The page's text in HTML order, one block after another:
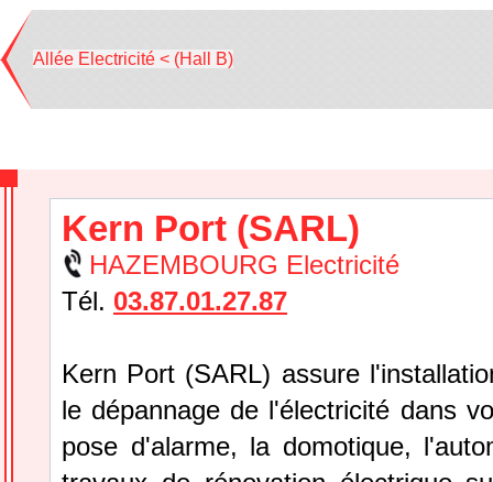
Allée Electricité < (Hall B)
Kern Port (SARL)
HAZEMBOURG Electricité
Tél. 03.87.01.27.87
Kern Port (SARL) assure
le dépannage de l'électricité dans
pose d'alarme, la domotique,